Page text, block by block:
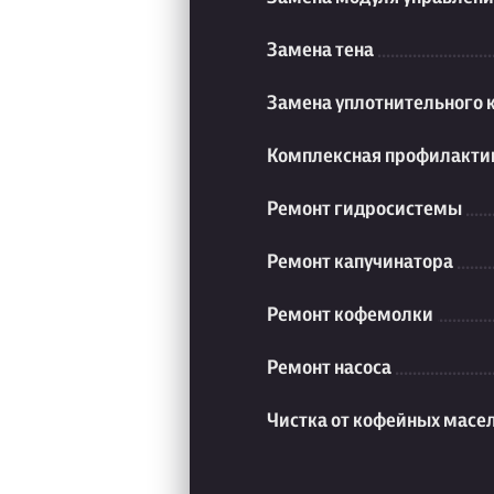
Замена тена
Замена уплотнительного
Комплексная
Ремонт гидросистемы
Ремонт капучинатора
Ремонт кофемолки
Ремонт насоса
Чистка от кофейных